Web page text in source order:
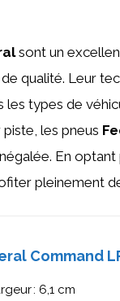
sont un
qualité. Leur
types de
les pneus
En optant
pleinement
Command
: 6,1 cm